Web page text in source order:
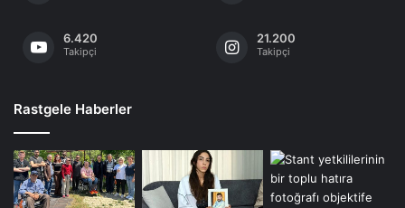
6.420
Takipçi
21.200
Takipçi
Rastgele Haberler